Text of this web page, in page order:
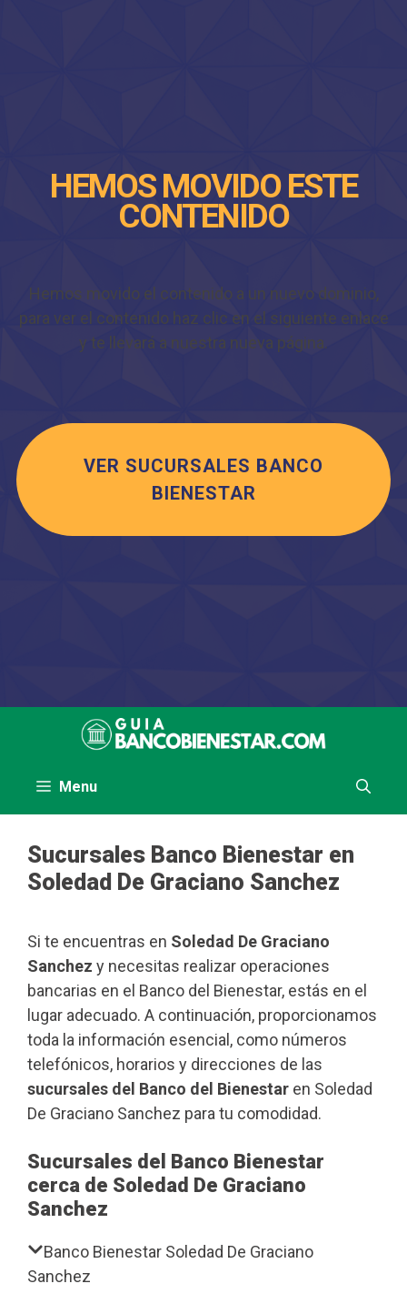
HEMOS MOVIDO ESTE
CONTENIDO
Hemos movido el contenido a un nuevo dominio,
para ver el contenido haz clic en el siguiente enlace
y te llevará a nuestra nueva página.
VER SUCURSALES BANCO
BIENESTAR
Menu
Sucursales Banco Bienestar en
Soledad De Graciano Sanchez
Si te encuentras en Soledad De Graciano
Sanchez y necesitas realizar operaciones
bancarias en el Banco del Bienestar, estás en el
lugar adecuado. A continuación, proporcionamos
toda la información esencial, como números
telefónicos, horarios y direcciones de las
sucursales del Banco del Bienestar en Soledad
De Graciano Sanchez para tu comodidad.
Sucursales del Banco Bienestar
cerca de Soledad De Graciano
Sanchez
Banco Bienestar Soledad De Graciano
Sanchez